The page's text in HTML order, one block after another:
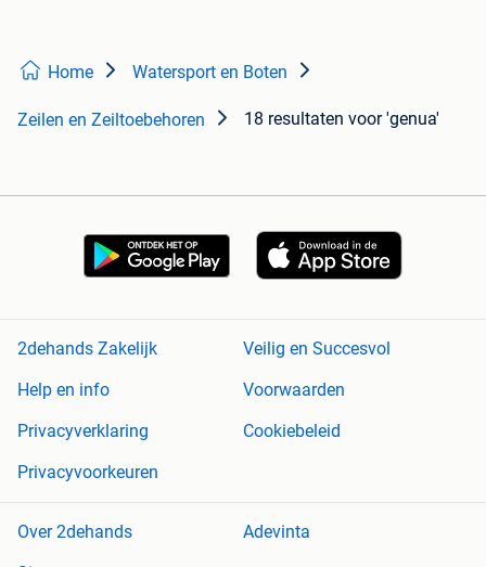
Home Watersport en Boten
Zeilen en Zeiltoebehoren 18 resultaten voor 'genua'
2dehands Zakelijk
Veilig en Succesvol
Help en info
Voorwaarden
Privacyverklaring
Cookiebeleid
Privacyvoorkeuren
Over 2dehands
Adevinta